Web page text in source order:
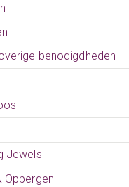
benodigdheden
Jewels
Opbergen